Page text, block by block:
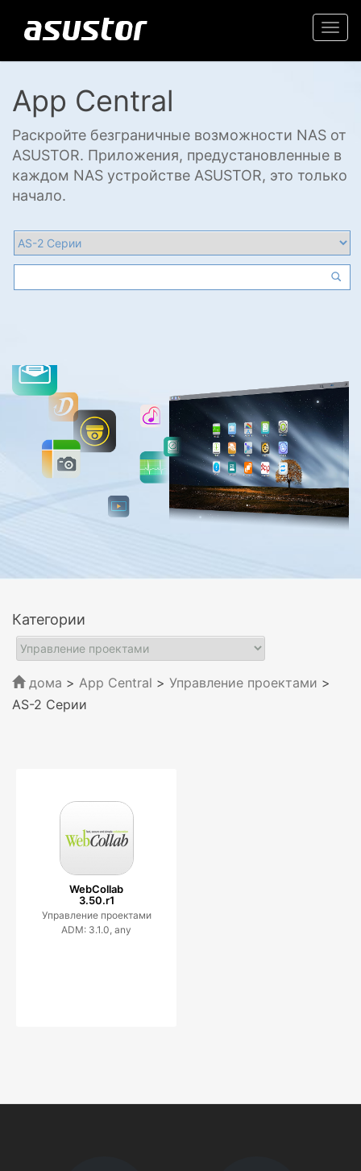
App Central
Раскройте безграничные возможности NAS от
ASUSTOR. Приложения, предустановленные в
каждом NAS устройстве ASUSTOR, это только
начало.
Категории
дома > App Central > Управление проектами >
AS-2 Серии
WebCollab
3.50.r1
Управление проектами
ADM: 3.1.0, any